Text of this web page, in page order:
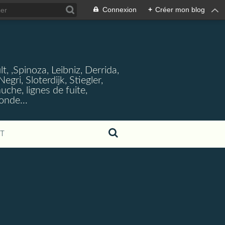
Connexion + Créer mon blog
,Spinoza, Leibniz, Derrida,
Sloterdijk, Stiegler,
lignes de fuite,